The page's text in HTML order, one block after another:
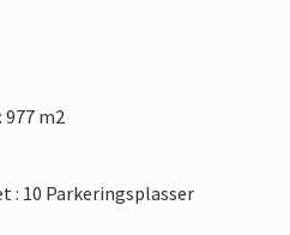
m2
: 10 Parkeringsplasser